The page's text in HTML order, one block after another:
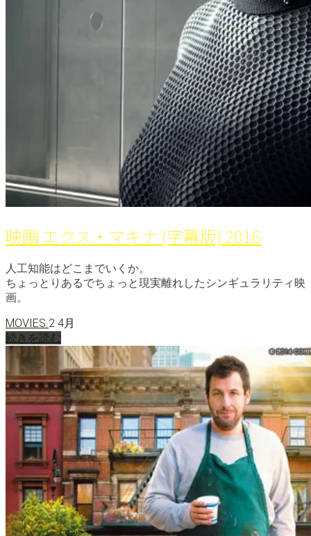
映画 エクス・マキナ (字幕版) 2016
人工知能はどこまでいくか。
ちょっとりあるでちょっと現実離れしたシンギュラリティ映
画。
MOVIES.2 4月
続きを読む